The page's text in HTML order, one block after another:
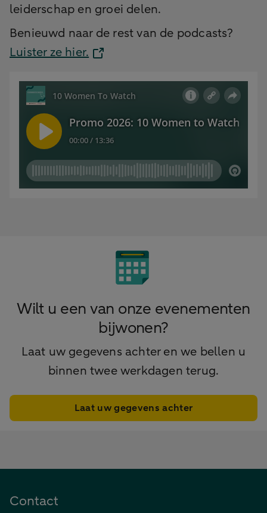
leiderschap en groei delen.
Benieuwd naar de rest van de podcasts?
Luister ze hier.
Wilt u een van onze evenementen
bijwonen?
Laat uw gegevens achter en we bellen u
binnen twee werkdagen terug.
Laat uw gegevens achter
Contact